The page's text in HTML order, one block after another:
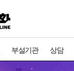
부설기관 상담